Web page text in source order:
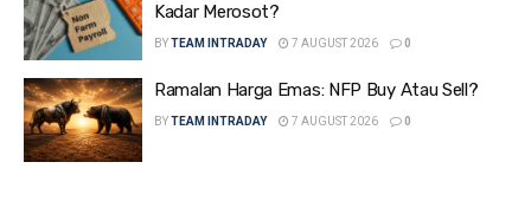
Kadar Merosot?
BYTEAM INTRADAY 7 AUGUST 2026 0
Ramalan Harga Emas: NFP Buy Atau Sell?
BYTEAM INTRADAY 7 AUGUST 2026 0